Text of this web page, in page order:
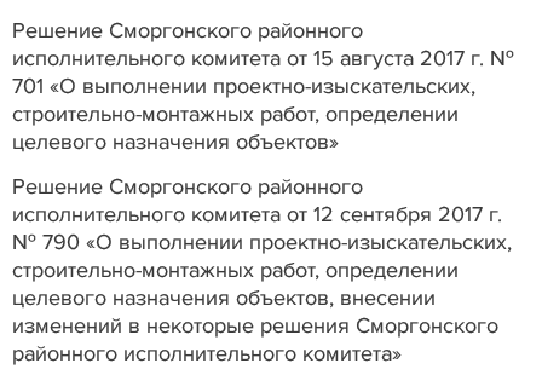
Решение Сморгонского районного
исполнительного комитета от 15 августа 2017 г. №
701 «О выполнении проектно-изыскательских,
строительно-монтажных работ, определении
целевого назначения объектов»
Решение Сморгонского районного
исполнительного комитета от 12 сентября 2017 г.
№ 790 «О выполнении проектно-изыскательских,
строительно-монтажных работ, определении
целевого назначения объектов, внесении
изменений в некоторые решения Сморгонского
районного исполнительного комитета»